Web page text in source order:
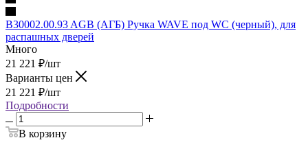
B30002.00.93 AGB (АГБ) Ручка WAVE под WC (черный), для
распашных дверей
Много
21 221 ₽/шт
Варианты цен
21 221 ₽/шт
Подробности
В корзину